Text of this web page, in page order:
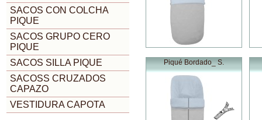
SACOS CON COLCHA
PIQUE
SACOS GRUPO CERO
PIQUE
SACOS SILLA PIQUE
SACOSS CRUZADOS
CAPAZO
VESTIDURA CAPOTA
Piqué Bordado_ S.